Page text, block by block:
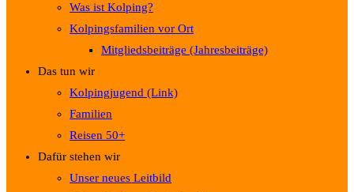
Was ist Kolping?
Kolpingsfamilien vor Ort
Mitgliedsbeiträge (Jahresbeiträge)
Das tun wir
Kolpingjugend (Link)
Familien
Reisen 50+
Dafür stehen wir
Unser neues Leitbild